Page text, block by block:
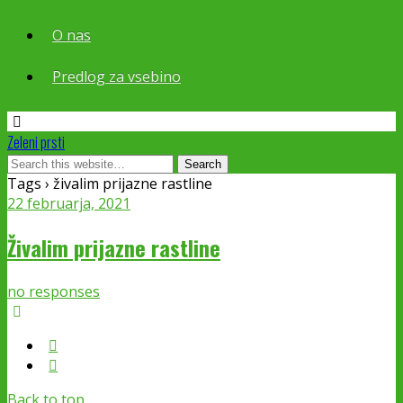
O nas
Predlog za vsebino
Zeleni prsti
Tags › živalim prijazne rastline
22 februarja, 2021
Živalim prijazne rastline
no responses